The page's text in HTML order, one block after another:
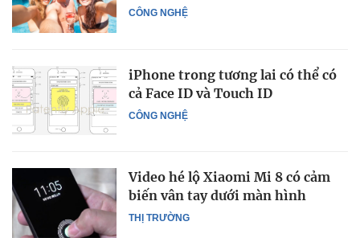
CÔNG NGHỆ
CÔNG NGHỆ
iPhone trong tương lai có thể có
cả Face ID và Touch ID
THỊ TRƯỜNG
Video hé lộ Xiaomi Mi 8 có cảm
biến vân tay dưới màn hình